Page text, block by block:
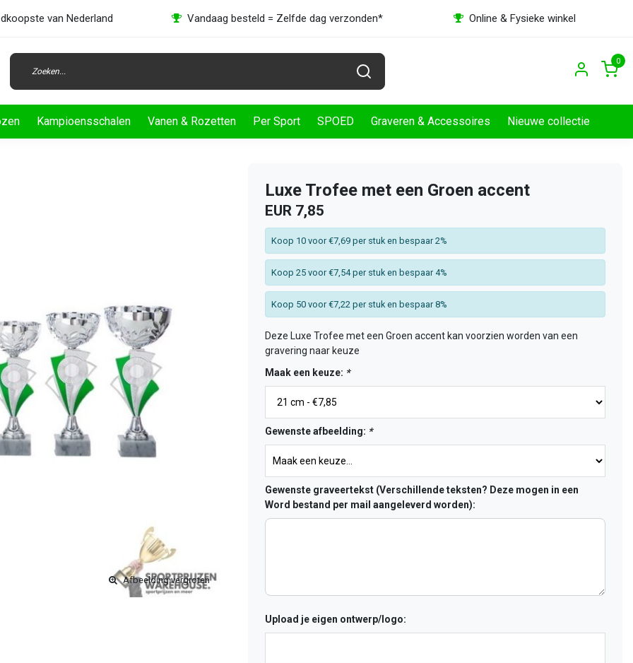
van Nederland Vandaag besteld = Zelfde dag verzonden* Online & Fysieke winkel
0
Kampioensschalen Vanen & Rozetten Per Sport SPOED Graveren & Accessoires Nieuwe collectie
Afbeelding vergroten
Luxe Trofee met een Groen accent
EUR 7,85
Koop 10 voor €7,69 per stuk en bespaar 2%
Koop 25 voor €7,54 per stuk en bespaar 4%
Koop 50 voor €7,22 per stuk en bespaar 8%
Deze Luxe Trofee met een Groen accent kan voorzien worden van een
gravering naar keuze
Maak een keuze: *
Gewenste afbeelding: *
Gewenste graveertekst (Verschillende teksten? Deze mogen in een
Word bestand per mail aangeleverd worden):
Upload je eigen ontwerp/logo: